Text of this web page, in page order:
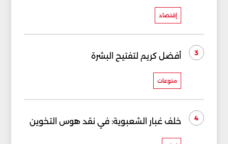
إقتصاد
3 أفضل كريم لتفتيح البشرة
منوعات
4 خلف غبار الشعبوية: في نقد هوس التخوين